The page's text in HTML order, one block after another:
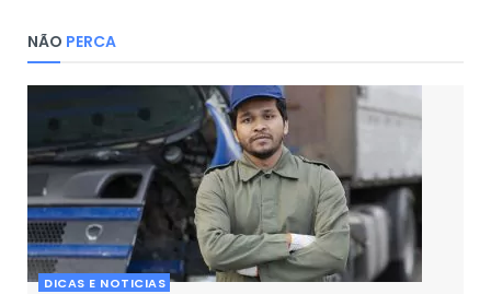
NÃO PERCA
DICAS E NOTICIAS